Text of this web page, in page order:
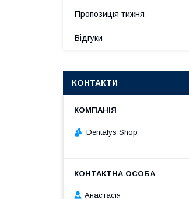
Пропозиція тижня
Відгуки
КОНТАКТИ
Dentalys Shop
Анастасія